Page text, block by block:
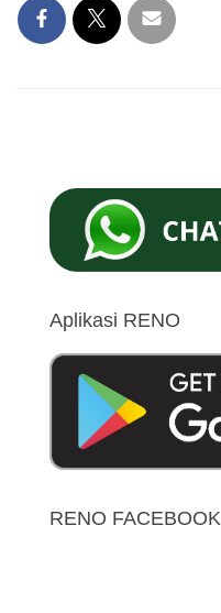
Aplikasi RENO
RENO FACEBOOK